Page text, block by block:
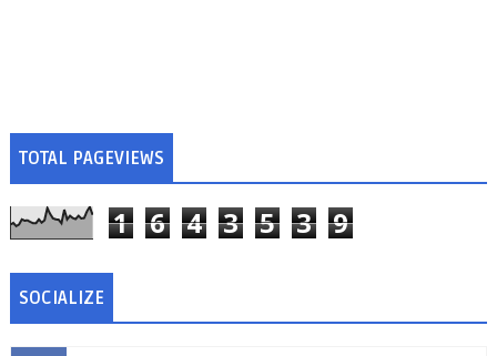
TOTAL PAGEVIEWS
1 6 4 3 5 3 9
SOCIALIZE